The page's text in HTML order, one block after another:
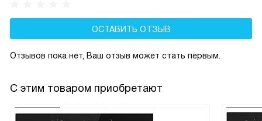
ОСТАВИТЬ ОТЗЫВ
Отзывов пока нет, Ваш отзыв может стать первым.
С этим товаром приобретают